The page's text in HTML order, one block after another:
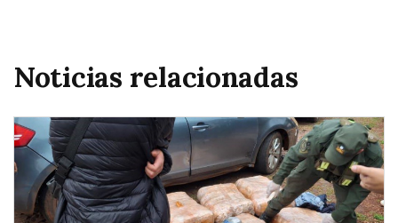
Noticias relacionadas